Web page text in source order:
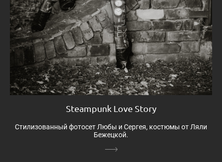
Steampunk Love Story
Стилизованный фотосет Любы и Сергея, костюмы от Ляли
Бежецкой.